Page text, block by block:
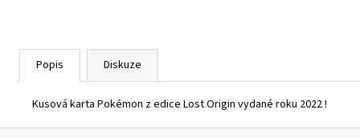
Popis Diskuze
Kusová karta Pokémon z edice Lost Origin vydané roku 2022 !